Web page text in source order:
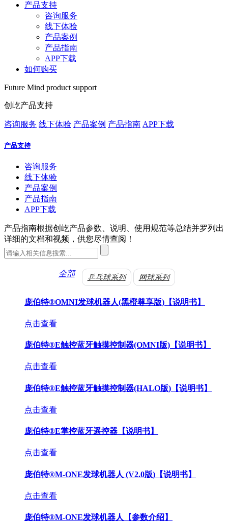
产品支持
咨询服务
线下体验
产品案例
产品指南
APP下载
如何购买
Future Mind product support
创屹产品支持
咨询服务 线下体验 产品案例 产品指南 APP下载
产品支持
咨询服务
线下体验
产品案例
产品指南
APP下载
产品指南根据创屹产品参数、说明、使用规范等总结并罗列出
详细的文档和视频，供您尽情查阅！
全部 乒乓球系列 网球系列
庞伯特®OMNI发球机器人(黑橙尊享版)【说明书】
点击查看
庞伯特®E触控蓝牙触摸控制器(OMNI版)【说明书】
点击查看
庞伯特®E触控蓝牙触摸控制器(HALO版)【说明书】
点击查看
庞伯特®E掌控蓝牙遥控器【说明书】
点击查看
庞伯特®M-ONE发球机器人 (V2.0版)【说明书】
点击查看
庞伯特®M-ONE发球机器人【参数介绍】